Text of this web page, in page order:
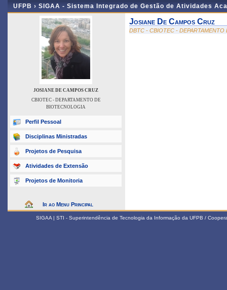
UFPB › SIGAA - Sistema Integrado de Gestão de Atividades
JOSIANE DE CAMPOS CRUZ
CBIOTEC - DEPARTAMENTO DE
BIOTECNOLOGIA
Perfil Pessoal
Disciplinas Ministradas
Projetos de Pesquisa
Atividades de Extensão
Projetos de Monitoria
Ir ao Menu Principal
Josiane De Campos Cruz
DBTC - CBIOTEC -
SIGAA | STI - Superintendência de Tecnologia da Informação da UFPB /